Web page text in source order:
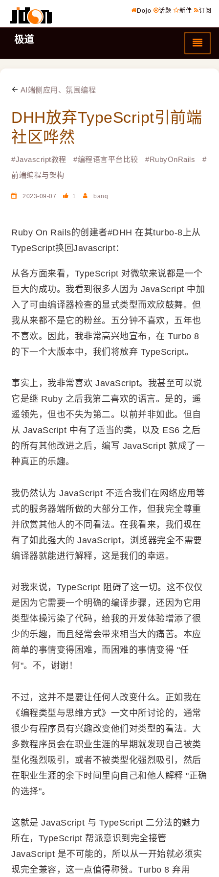
Dojo 话题 新佳 订阅
极道
AI端侧应用、氛围编程
DHH放弃TypeScript引前端
社区哗然
#Javascript教程 #编程语言平台比较 #RubyOnRails
#
前端编程与架构
2023-09-07 1 banq
Ruby On Rails的创建者#DHH 在其turbo-8上从
TypeScript换回Javascript：
从各方面来看，TypeScript 对微软来说都是一个
巨大的成功。我看到很多人因为 JavaScript 中加
入了可由编译器检查的显式类型而欢欣鼓舞。但
我从来都不是它的粉丝。五分钟不喜欢，五年也
不喜欢。因此，我非常高兴地宣布，在 Turbo 8
的下一个大版本中，我们将放弃 TypeScript。
事实上，我非常喜欢 JavaScript。我甚至可以说
它是继 Ruby 之后我第二喜欢的语言。是的，遥
遥领先，但也不失为第二。以前并非如此。但自
从 JavaScript 中有了适当的类，以及 ES6 之后
的所有其他改进之后，编写 JavaScript 就成了一
种真正的乐趣。
我仍然认为 JavaScript 不适合我们在网络应用等
式的服务器端所做的大部分工作，但我完全尊重
并欣赏其他人的不同看法。在我看来，我们现在
有了如此强大的 JavaScript，浏览器完全不需要
编译器就能进行解释，这是我们的幸运。
对我来说，TypeScript 阻碍了这一切。这不仅仅
是因为它需要一个明确的编译步骤，还因为它用
类型体操污染了代码，给我的开发体验增添了很
少的乐趣，而且经常会带来相当大的痛苦。本应
简单的事情变得困难，而困难的事情变得 "任
何"。不，谢谢！
不过，这并不是要让任何人改变什么。正如我在
《编程类型与思维方式》一文中所讨论的，通常
很少有程序员有兴趣改变他们对类型的看法。大
多数程序员会在职业生涯的早期就发现自己被类
型化强烈吸引，或者不被类型化强烈吸引，然后
在职业生涯的余下时间里向自己和他人解释 "正确
的选择"。
这就是 JavaScript 与 TypeScript 二分法的魅力
所在，TypeScript 帮派意识到完全接管
JavaScript 是不可能的，所以从一开始就必须实
现完全兼容，这一点值得称赞。Turbo 8 弃用